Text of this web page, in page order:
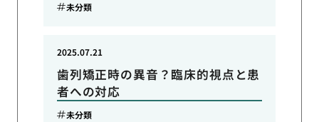
未分類
歯列矯正時の異音？臨床的視点と患
者への対応
2025.07.21
未分類